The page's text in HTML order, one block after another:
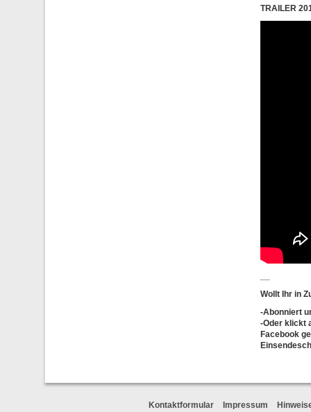
TRAILER
Wollt Ihr in
-Abonniert
-Oder klickt
Facebook
Kontaktformular Impressum